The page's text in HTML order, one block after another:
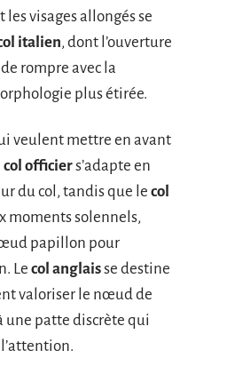
visages allongés se
italien, dont l’ouverture
rompre avec la
plus étirée.
veulent mettre en avant
col officiers’adapte en
du col, tandis que le col
moments solennels,
papillon pour
Le col anglaisse destine
valoriser le nœud de
une patte discrète qui